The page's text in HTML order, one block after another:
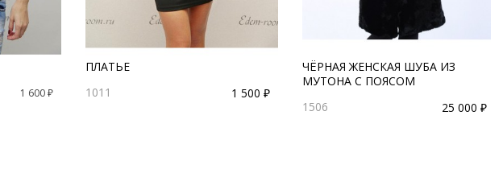
1 600 ₽
ПЛАТЬЕ
1011
1 500 ₽
ЧЁРНАЯ ЖЕНСКАЯ ШУБА ИЗ
МУТОНА С ПОЯСОМ
1506
25 000 ₽